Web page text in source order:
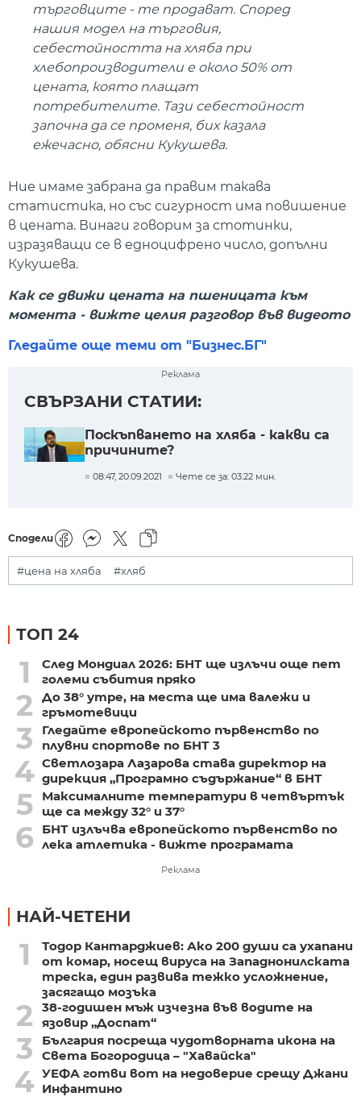
търговците - те продават. Според
нашия модел на търговия,
себестойността на хляба при
хлебопроизводители е около 50% от
цената, която плащат
потребителите. Тази себестойност
започна да се променя, бих казала
ежечасно, обясни Кукушева.
Ние имаме забрана да правим такава
статистика, но със сигурност има повишение
в цената. Винаги говорим за стотинки,
изразяващи се в едноцифрено число, допълни
Кукушева.
Как се движи цената на пшеницата към
момента - вижте целия разговор във видеото
Гледайте още теми от "Бизнес.БГ"
Реклама
СВЪРЗАНИ СТАТИИ:
Поскъпването на хляба - какви са
причините?
08:47, 20.09.2021 Чете се за: 03:22 мин.
Сподели
#цена на хляба #хляб
ТОП 24
1
След Мондиал 2026: БНТ ще излъчи още пет
големи събития пряко
2
До 38° утре, на места ще има валежи и
гръмотевици
3
Гледайте европейското първенство по
плувни спортове по БНТ 3
4 Светлозара Лазарова става директор на
дирекция „Програмно съдържание“ в БНТ
5
Максималните температури в четвъртък
ще са между 32° и 37°
6
БНТ излъчва европейското първенство по
лека атлетика - вижте програмата
Реклама
НАЙ-ЧЕТЕНИ
1
Тодор Кантарджиев: Ако 200 души са ухапани
от комар, носещ вируса на Западнонилската
треска, един развива тежко усложнение,
засягащо мозъка
2
38-годишен мъж изчезна във водите на
язовир „Доспат“
3
България посреща чудотворната икона на
Света Богородица – "Хавайска"
4 УЕФА готви вот на недоверие срещу Джани
Инфантино